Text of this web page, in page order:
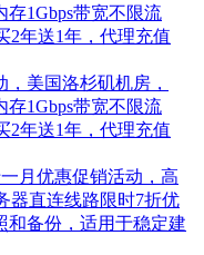
美国洛杉矶机房，
存1Gbps带宽不限流
2年送1年，代理充值